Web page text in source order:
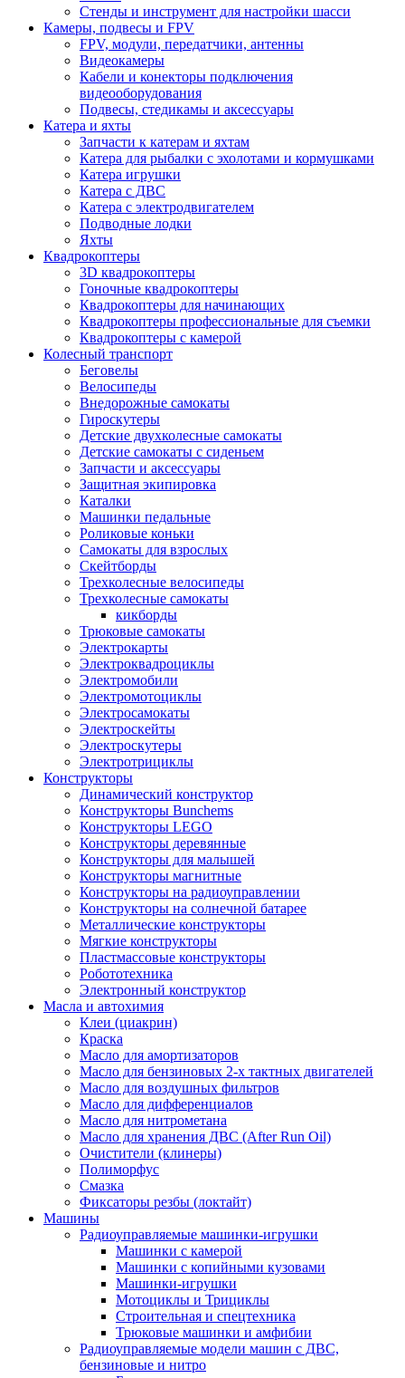
Стенды и инструмент для настройки шасси
Камеры, подвесы и FPV
FPV, модули, передатчики, антенны
Видеокамеры
Кабели и конекторы подключения
видеооборудования
Подвесы, стедикамы и аксессуары
Катера и яхты
Запчасти к катерам и яхтам
Катера для рыбалки с эхолотами и кормушками
Катера игрушки
Катера с ДВС
Катера с электродвигателем
Подводные лодки
Яхты
Квадрокоптеры
3D квадрокоптеры
Гоночные квадрокоптеры
Квадрокоптеры для начинающих
Квадрокоптеры профессиональные для съемки
Квадрокоптеры с камерой
Колесный транспорт
Беговелы
Велосипеды
Внедорожные самокаты
Гироскутеры
Детские двухколесные самокаты
Детские самокаты с сиденьем
Запчасти и аксессуары
Защитная экипировка
Каталки
Машинки педальные
Роликовые коньки
Самокаты для взрослых
Скейтборды
Трехколесные велосипеды
Трехколесные самокаты
кикборды
Трюковые самокаты
Электрокарты
Электроквадроциклы
Электромобили
Электромотоциклы
Электросамокаты
Электроскейты
Электроскутеры
Электротрициклы
Конструкторы
Динамический конструктор
Конструкторы Bunchems
Конструкторы LEGO
Конструкторы деревянные
Конструкторы для малышей
Конструкторы магнитные
Конструкторы на радиоуправлении
Конструкторы на солнечной батарее
Металлические конструкторы
Мягкие конструкторы
Пластмассовые конструкторы
Робототехника
Электронный конструктор
Масла и автохимия
Клеи (циакрин)
Краска
Масло для амортизаторов
Масло для бензиновых 2-х тактных двигателей
Масло для воздушных фильтров
Масло для дифференциалов
Масло для нитрометана
Масло для хранения ДВС (After Run Oil)
Очистители (клинеры)
Полиморфус
Смазка
Фиксаторы резбы (локтайт)
Машины
Радиоуправляемые машинки-игрушки
Машинки с камерой
Машинки с копийными кузовами
Машинки-игрушки
Мотоциклы и Трициклы
Строительная и спецтехника
Трюковые машинки и амфибии
Радиоуправляемые модели машин с ДВС,
бензиновые и нитро